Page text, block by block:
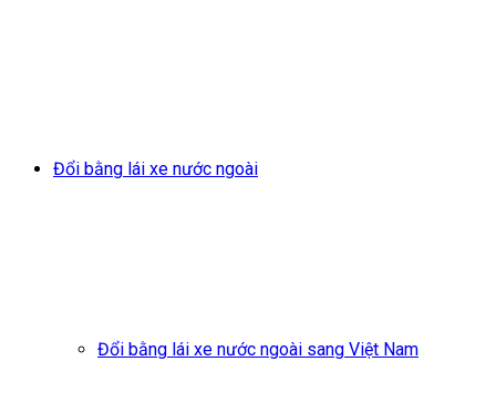
Đổi bằng lái xe nước ngoài
Đổi bằng lái xe nước ngoài sang Việt Nam